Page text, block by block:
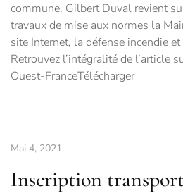
commune. Gilbert Duval revient
travaux de mise aux normes la
site Internet, la défense incendie et
Retrouvez l’intégralité de l’article
Ouest-FranceTélécharger
Mai 4, 2021
Inscription